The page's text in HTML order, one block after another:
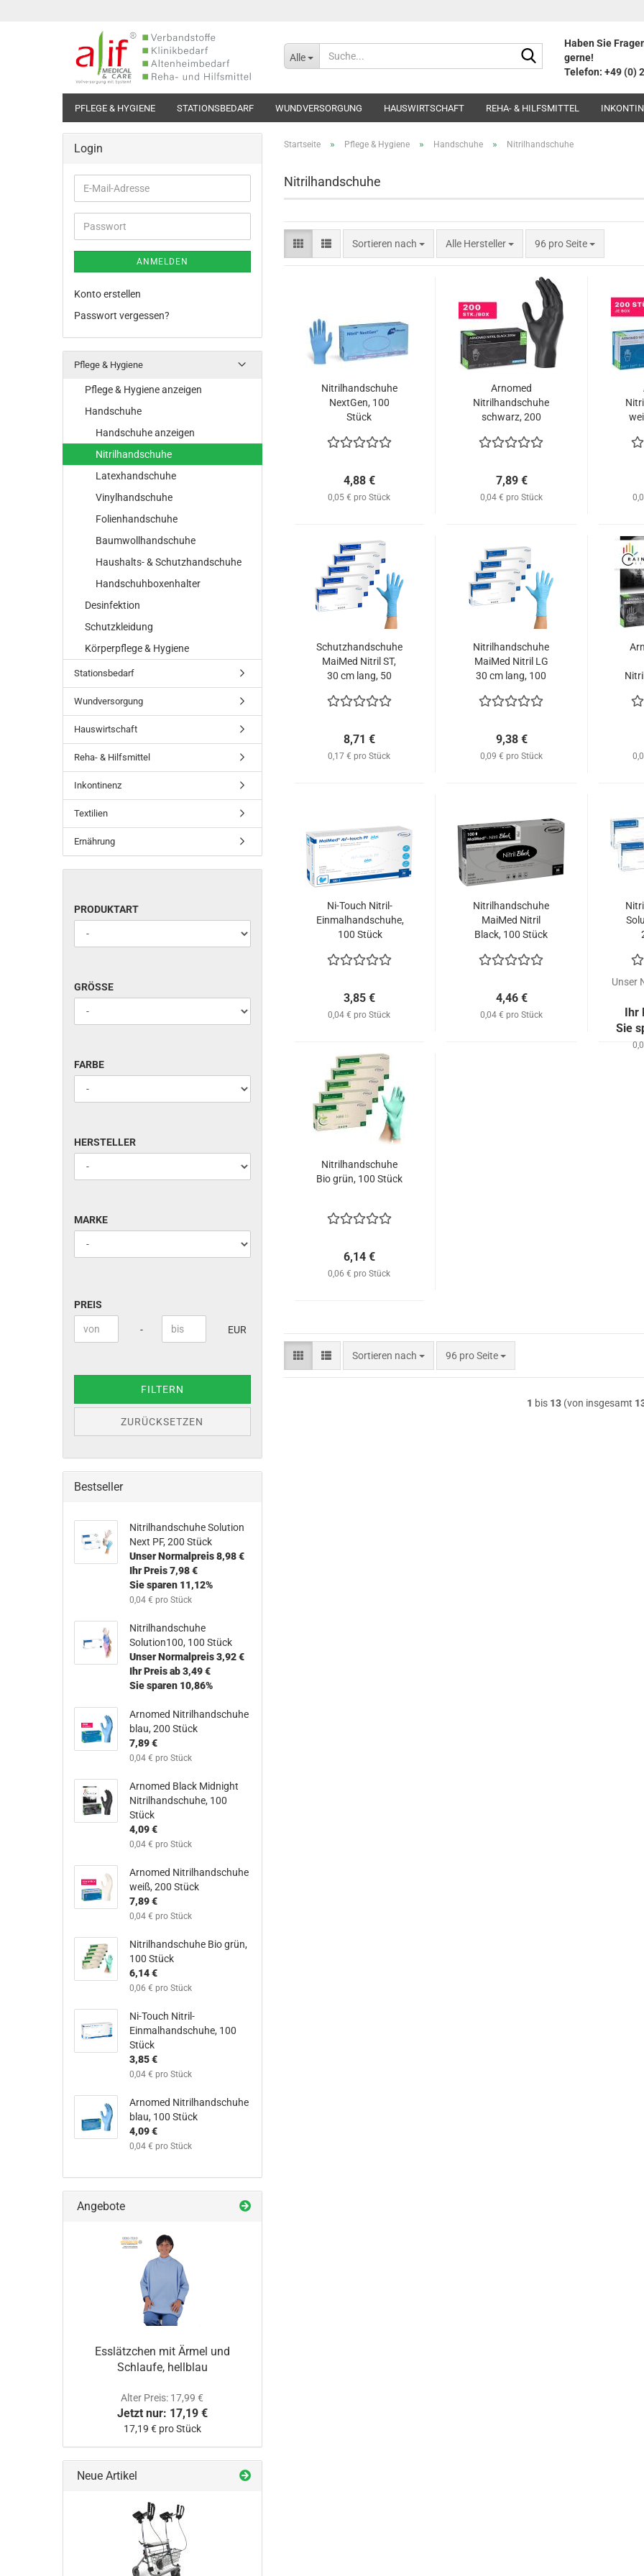
Alle
Suche...
Haben Sie
gerne!
Telefon: +49 (0)
PFLEGE & HYGIENE STATIONSBEDARF WUNDVERSORGUNG HAUSWIRTSCHAFT REHA- & HILFSMITTEL
Startseite » Pflege & Hygiene » Handschuhe » Nitrilhandschuhe
Nitrilhandschuhe
Sortieren nach
Sortieren nach Alle Hersteller 96 pro Seite
pro Seite
Nitrilhandschuhe
NextGen, 100
Stück
4,88 €
0,05 € pro Stück
Arnomed
Nitrilhandschuhe
schwarz, 200
7,89 €
0,04 € pro Stück
Schutzhandschuhe
MaiMed Nitril ST,
30 cm lang, 50
8,71 €
0,17 € pro Stück
Nitrilhandschuhe
MaiMed Nitril LG
30 cm lang, 100
9,38 €
0,09 € pro Stück
Ni-Touch Nitril-
Einmalhandschuhe,
100 Stück
3,85 €
0,04 € pro Stück
Nitrilhandschuhe
MaiMed Nitril
Black, 100 Stück
4,46 €
0,04 € pro Stück
Unser
Ihr
Sie
Nitrilhandschuhe
Bio grün, 100 Stück
6,14 €
0,06 € pro Stück
Sortieren nach
Sortieren nach 96 pro Seite
pro Seite
1 bis 13(von insgesamt
Login
E-
Mail-
Adresse
Passwort
ANMELDEN
Konto erstellen
Passwort vergessen?
Pflege & Hygiene
Pflege & Hygiene anzeigen
Handschuhe
Handschuhe anzeigen
Nitrilhandschuhe
Latexhandschuhe
Vinylhandschuhe
Folienhandschuhe
Baumwollhandschuhe
Haushalts- & Schutzhandschuhe
Handschuhboxenhalter
Desinfektion
Schutzkleidung
Körperpflege & Hygiene
Stationsbedarf
Wundversorgung
Hauswirtschaft
Reha- & Hilfsmittel
Inkontinenz
Textilien
Ernährung
PRODUKTART
PRODUKTART
GRÖSSE
GRÖSSE
FARBE
FARBE
HERSTELLER
HERSTELLER
MARKE
MARKE
PREIS
Preis bis - EUR
FILTERN
ZURÜCKSETZEN
Bestseller
Nitrilhandschuhe Solution
Next PF, 200 Stück
Unser Normalpreis 8,98 €
Ihr Preis 7,98 €
Sie sparen 11,12%
0,04 € pro Stück
Nitrilhandschuhe
Solution100, 100 Stück​
Unser Normalpreis 3,92 €
Ihr Preis ab 3,49 €
Sie sparen 10,86%
Arnomed Nitrilhandschuhe
blau, 200 Stück
7,89 €
0,04 € pro Stück
Arnomed Black Midnight
Nitrilhandschuhe, 100
Stück​
4,09 €
0,04 € pro Stück
Arnomed Nitrilhandschuhe
weiß, 200 Stück
7,89 €
0,04 € pro Stück
Nitrilhandschuhe Bio grün,
100 Stück
6,14 €
0,06 € pro Stück
Ni-Touch Nitril-
Einmalhandschuhe, 100
Stück
3,85 €
0,04 € pro Stück
Arnomed Nitrilhandschuhe
blau, 100 Stück​
4,09 €
0,04 € pro Stück
Angebote
Esslätzchen mit Ärmel und
Schlaufe, hellblau
Alter Preis: 17,99 €
Jetzt nur: 17,19 €
17,19 € pro Stück
Neue Artikel